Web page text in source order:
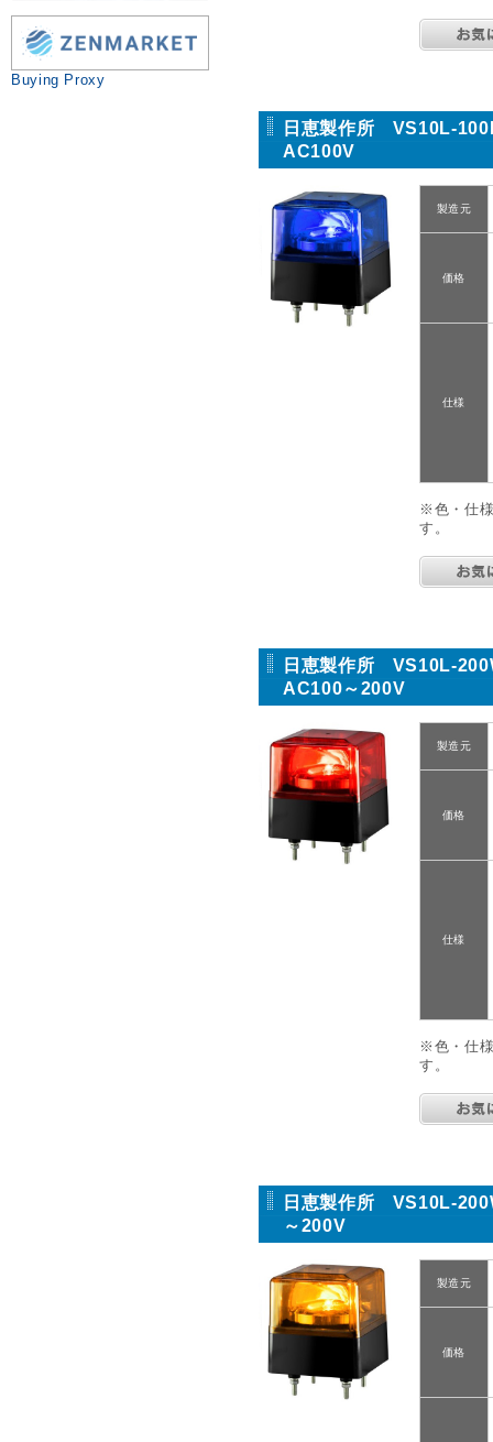
Buying Proxy
日恵製作所 VS10L-
AC100V
製造元
価格
仕様
※色・仕
す。
日恵製作所 VS10L-
AC100～200V
製造元
価格
仕様
※色・仕
す。
日恵製作所 VS10L-
～200V
製造元
価格